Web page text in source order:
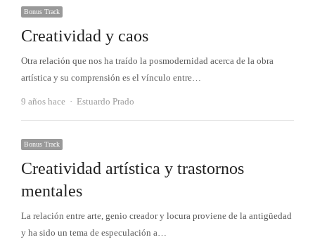
Bonus Track
Creatividad y caos
Otra relación que nos ha traído la posmodernidad acerca de la obra
artística y su comprensión es el vínculo entre…
9 años hace Autor
Estuardo Prado
Bonus Track
Creatividad artística y trastornos
mentales
La relación entre arte, genio creador y locura proviene de la antigüedad
y ha sido un tema de especulación a…